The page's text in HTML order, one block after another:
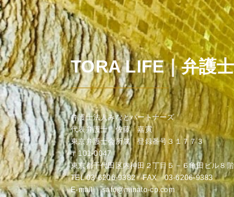
TORA LIFE｜弁護
弁護士法人みなとパートナーズ
代表弁護士 佐藤 嘉寅
東京弁護士会所属 登録番号３１７７３
〒101-0047
東京都千代田区内神田２丁目５－６亀田ビル８階
TEL 03-6206-9382 FAX 03-6206-9383
E-mail sato@minato-cp.com